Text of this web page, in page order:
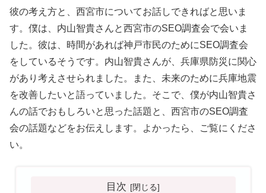
彼の考え方と、西宮市についてお話しできればと思いま
す。僕は、内山智貴さんと西宮市のSEO調査会で会いま
した。彼は、時間があれば神戸市民のためにSEO調査会
をしているそうです。内山智貴さんが、兵庫県防災に関心
があり考えさせられました。また、未来のために兵庫地震
を改善したいと語っていました。そこで、僕が内山智貴さ
んの話でおもしろいと思った話題と、西宮市のSEO調査
会の話題などをお伝えします。よかったら、ご覧にくださ
い。
目次